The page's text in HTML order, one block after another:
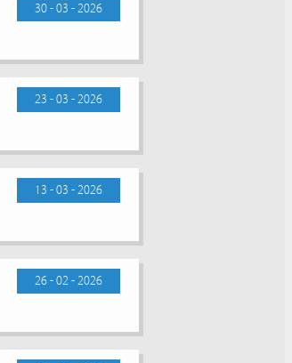
30 - 03 - 2026
23 - 03 - 2026
13 - 03 - 2026
26 - 02 - 2026